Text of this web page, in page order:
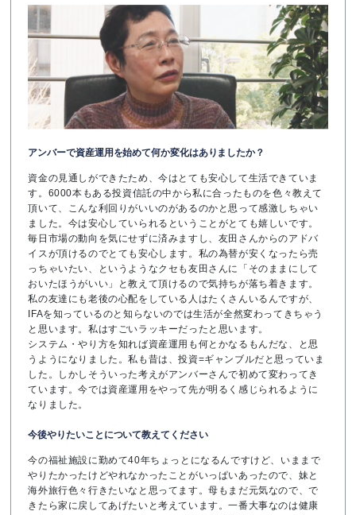
アンバーで資産運用を始めて何か変化はありましたか？
資金の見通しができたため、今はとても安心して生活できていま
す。6000本もある投資信託の中から私に合ったものを色々教えて
頂いて、こんな利回りがいいのがあるのかと思って感激しちゃい
ました。今は安心していられるということがとても嬉しいです。
毎日市場の動向を気にせずに済みますし、友田さんからのアドバ
イスが頂けるのでとても安心します。私の為替が安くなったら売
っちゃいたい、というようなクセも友田さんに「そのままにして
おいたほうがいい」と教えて頂けるので気持ちが落ち着きます。
私の友達にも老後の心配をしている人はたくさんいるんですが、
IFAを知っているのと知らないのでは生活が全然変わってきちゃう
と思います。私はすごいラッキーだったと思います。
システム・やり方を知れば資産運用も何とかなるもんだな、と思
うようになりました。私も昔は、投資=ギャンブルだと思っていま
した。しかしそういった考えがアンバーさんで初めて変わってき
ています。今では資産運用をやって先が明るく感じられるように
なりました。
今後やりたいことについて教えてください
今の福祉施設に勤めて40年ちょっとになるんですけど、いままで
やりたかったけどやれなかったことがいっぱいあったので、妹と
海外旅行色々行きたいなと思ってます。母もまだ元気なので、で
きたら家に戻してあげたいと考えています。一番大事なのは健康